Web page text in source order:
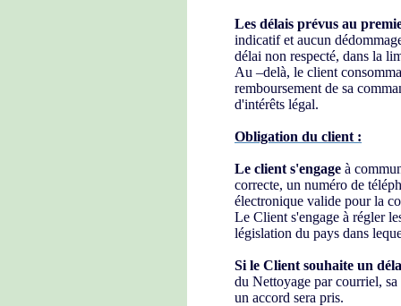
Les délais prévus au
indicatif et aucun
délai non respecté, dans la
Au –delà, le client
remboursement de sa
d'intérêts légal.
Obligation du client :
Le client s'engage à
correcte, un numéro de
électronique valide pour la
Le Client s'engage à régler
législation du pays dans
Si le Client souhaite un
du Nettoyage par courriel, sa
un accord sera pris.